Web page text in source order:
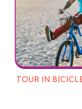
TOUR IN